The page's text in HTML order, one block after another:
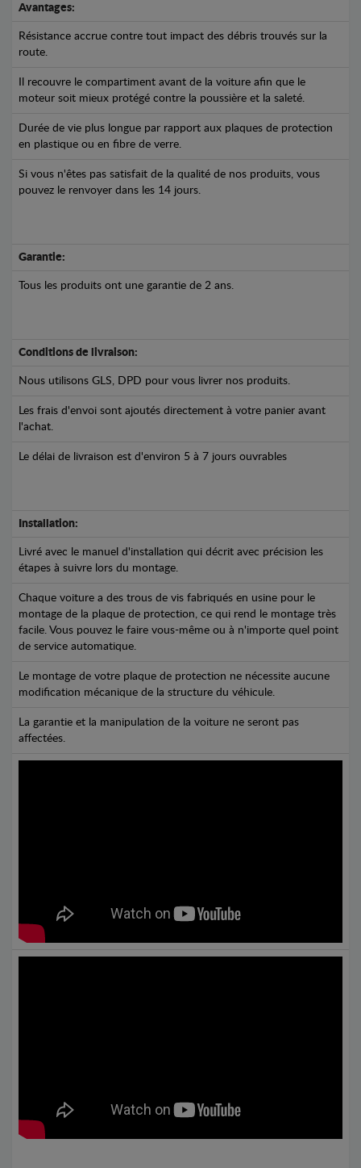
Avantages:
Résistance accrue contre tout impact des débris trouvés sur la
route.
Il recouvre le compartiment avant de la voiture afin que le
moteur soit mieux protégé contre la poussière et la saleté.
Durée de vie plus longue par rapport aux plaques de protection
en plastique ou en fibre de verre.
Si vous n'êtes pas satisfait de la qualité de nos produits, vous
pouvez le renvoyer dans les 14 jours.
Garantie:
Tous les produits ont une garantie de 2 ans.
Conditions de livraison:
Nous utilisons GLS, DPD pour vous livrer nos produits.
Les frais d'envoi sont ajoutés directement à votre panier avant
l'achat.
Le délai de livraison est d'environ 5 à 7 jours ouvrables
Installation:
Livré avec le manuel d'installation qui décrit avec précision les
étapes à suivre lors du montage.
Chaque voiture a des trous de vis fabriqués en usine pour le
montage de la plaque de protection, ce qui rend le montage très
facile. Vous pouvez le faire vous-même ou à n'importe quel point
de service automatique.
Le montage de votre plaque de protection ne nécessite aucune
modification mécanique de la structure du véhicule.
La garantie et la manipulation de la voiture ne seront pas
affectées.